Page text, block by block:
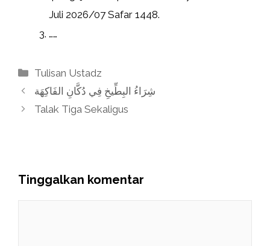
Juli 2026/07 Safar 1448.
……
Kategori
Tulisan Ustadz
شِرَاءُ البِطِّيخِ فِي دُكَّانِ الفَاكِهَة
Talak Tiga Sekaligus
Tinggalkan komentar